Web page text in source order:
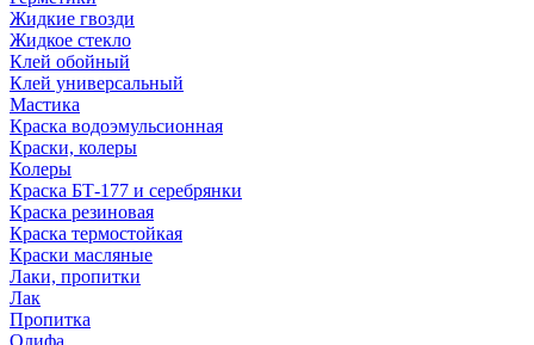
Жидкие гвозди
Жидкое стекло
Клей обойный
Клей универсальный
Мастика
Краска водоэмульсионная
Краски, колеры
Колеры
Краска БТ-177 и серебрянки
Краска резиновая
Краска термостойкая
Краски масляные
Лаки, пропитки
Лак
Пропитка
Олифа